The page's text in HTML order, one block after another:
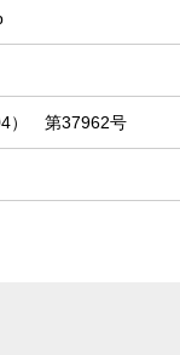
） 第37962号